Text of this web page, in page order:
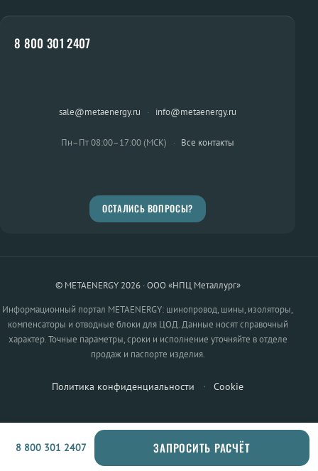
8 800 301 2407
sale@metaenergy.ru · info@metaenergy.ru
Пн–Пт 08:00–17:00 (МСК) · Все контакты
ОСТАЛИСЬ ВОПРОСЫ?
© METAENERGY 2026 · ООО «НПЦ Металлург»
Информационный портал METAENERGY: шинопровод, шины, изоляторы,
компенсаторы и отводные блоки для ЦОД. Данные носят справочный
характер. Точные параметры, сроки и исполнение уточняйте в отделе
продаж и паспорте изделия.
Политика конфиденциальности · Cookie
8 800 301 2407 ЗАПРОСИТЬ РАСЧЁТ